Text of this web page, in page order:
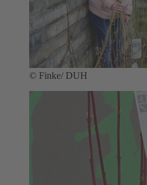
© Finke/ DUH